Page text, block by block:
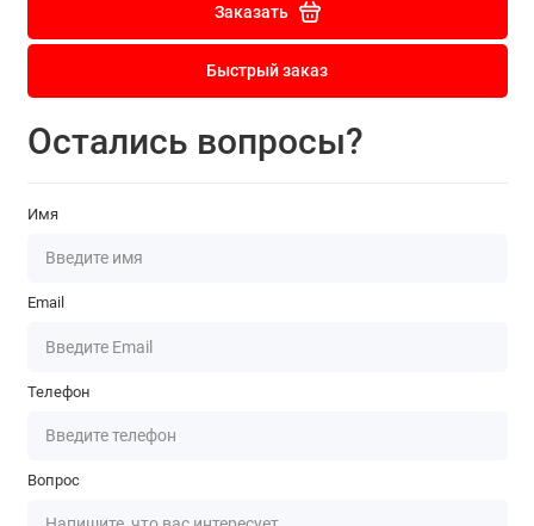
Заказать
Быстрый заказ
Остались вопросы?
Имя
Email
Телефон
Вопрос